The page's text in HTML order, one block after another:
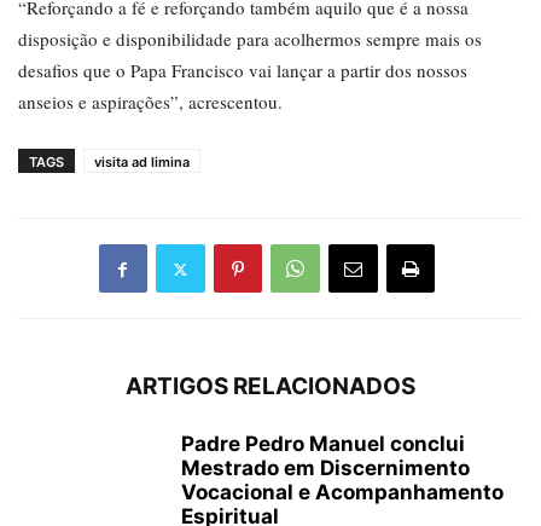
“Reforçando a fé e reforçando também aquilo que é a nossa
disposição e disponibilidade para acolhermos sempre mais os
desafios que o Papa Francisco vai lançar a partir dos nossos
anseios e aspirações”, acrescentou.
TAGS visita ad limina
ARTIGOS RELACIONADOS
Padre Pedro Manuel conclui
Mestrado em Discernimento
Vocacional e Acompanhamento
Espiritual